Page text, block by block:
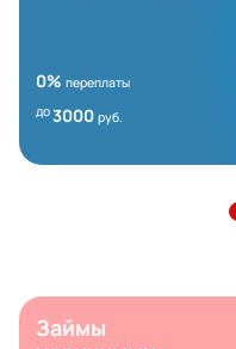
0% переплаты
до3000 руб.
Займы